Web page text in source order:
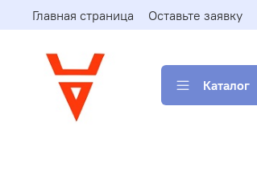
Главная страница Оставьте заявку
Каталог